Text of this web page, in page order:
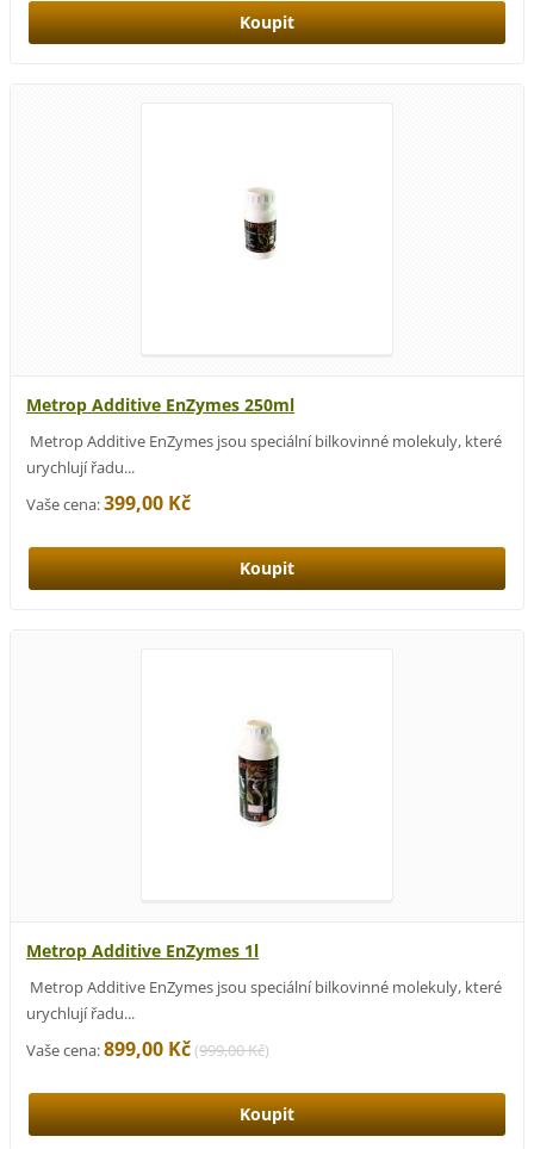
Metrop Additive EnZymes 250ml
Metrop Additive EnZymes jsou speciální bilkovinné molekuly, které
urychlují řadu...
Vaše cena:399,00 Kč
Metrop Additive EnZymes 1l
Metrop Additive EnZymes jsou speciální bilkovinné molekuly, které
urychlují řadu...
Vaše cena:899,00 Kč(999,00 Kč)